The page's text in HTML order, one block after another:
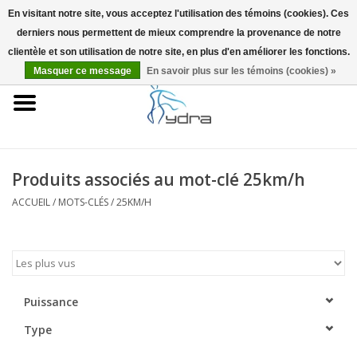
EUR
Accueil
Accessoires
Blog
Produits associés au mot-clé 25km/h
ACCUEIL/ MOTS-CLÉS/25KM/H
Puissance
Type
En visitant notre site, vous acceptez l'utilisation des témoins (cookies). Ces
derniers nous permettent de mieux comprendre la provenance de notre
clientèle et son utilisation de notre site, en plus d'en améliorer les fonctions.
Masquer ce message
En savoir plus sur les témoins (cookies) »